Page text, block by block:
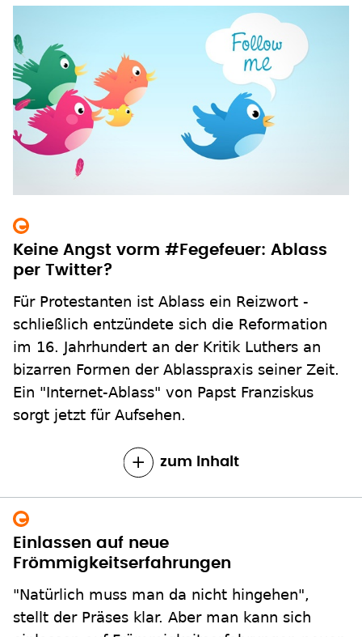
Keine Angst vorm #Fegefeuer: Ablass
per Twitter?
Für Protestanten ist Ablass ein Reizwort -
schließlich entzündete sich die Reformation
im 16. Jahrhundert an der Kritik Luthers an
bizarren Formen der Ablasspraxis seiner Zeit.
Ein "Internet-Ablass" von Papst Franziskus
sorgt jetzt für Aufsehen.
zum Inhalt
Einlassen auf neue
Frömmigkeitserfahrungen
"Natürlich muss man da nicht hingehen",
stellt der Präses klar. Aber man kann sich